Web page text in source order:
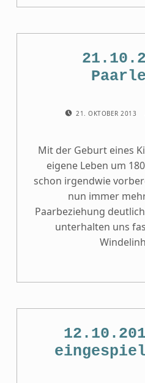
21. OKTOBER 2013
Mit der Geburt eines
eigene Leben um
schon irgendwie
nun immer
Paarbeziehung
unterhalten uns